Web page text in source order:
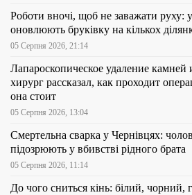
Роботи вночі, щоб не заважати руху:
оновлюють бруківку на кількох
05 Серпня 2026, 21:14
Лапароскопическое удаление камней
хирург рассказал, как проходит
она стоит
05 Серпня 2026, 13:04
Смертельна сварка у Чернівцях:
підозрюють у вбивстві рідного брата
05 Серпня 2026, 11:14
До чого сниться кінь: білий, чорний,